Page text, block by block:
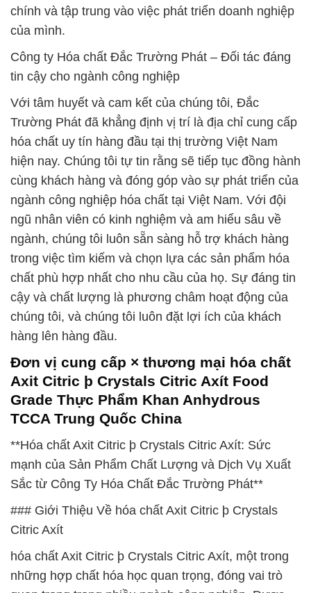
chính và tập trung vào việc phát triển doanh nghiệp
của mình.
Công ty Hóa chất Đắc Trường Phát – Đối tác đáng
tin cậy cho ngành công nghiệp
Với tâm huyết và cam kết của chúng tôi, Đắc
Trường Phát đã khẳng định vị trí là địa chỉ cung cấp
hóa chất uy tín hàng đầu tại thị trường Việt Nam
hiện nay. Chúng tôi tự tin rằng sẽ tiếp tục đồng hành
cùng khách hàng và đóng góp vào sự phát triển của
ngành công nghiệp hóa chất tại Việt Nam. Với đội
ngũ nhân viên có kinh nghiệm và am hiểu sâu về
ngành, chúng tôi luôn sẵn sàng hỗ trợ khách hàng
trong việc tìm kiếm và chọn lựa các sản phẩm hóa
chất phù hợp nhất cho nhu cầu của họ. Sự đáng tin
cậy và chất lượng là phương châm hoạt động của
chúng tôi, và chúng tôi luôn đặt lợi ích của khách
hàng lên hàng đầu.
Đơn vị cung cấp × thương mại hóa chất
Axit Citric þ Crystals Citric Axít Food
Grade Thực Phẩm Khan Anhydrous
TCCA Trung Quốc China
**Hóa chất Axit Citric þ Crystals Citric Axít: Sức
mạnh của Sản Phẩm Chất Lượng và Dịch Vụ Xuất
Sắc từ Công Ty Hóa Chất Đắc Trường Phát**
### Giới Thiệu Về hóa chất Axit Citric þ Crystals
Citric Axít
hóa chất Axit Citric þ Crystals Citric Axít, một trong
những hợp chất hóa học quan trọng, đóng vai trò